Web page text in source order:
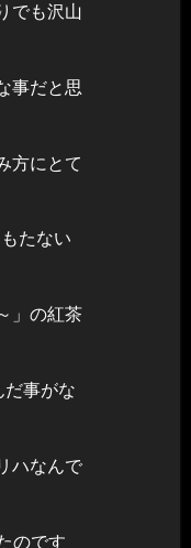
でも沢山
事だと思
方にとて
たない
」の紅茶
事がな
ハなんで
のです